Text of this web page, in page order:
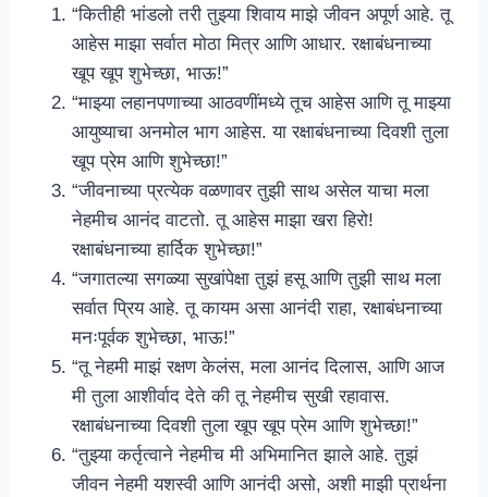
“कितीही भांडलो तरी तुझ्या शिवाय माझे जीवन अपूर्ण आहे. तू
आहेस माझा सर्वात मोठा मित्र आणि आधार. रक्षाबंधनाच्या
खूप खूप शुभेच्छा, भाऊ!”
“माझ्या लहानपणाच्या आठवणींमध्ये तूच आहेस आणि तू माझ्या
आयुष्याचा अनमोल भाग आहेस. या रक्षाबंधनाच्या दिवशी तुला
खूप प्रेम आणि शुभेच्छा!”
“जीवनाच्या प्रत्येक वळणावर तुझी साथ असेल याचा मला
नेहमीच आनंद वाटतो. तू आहेस माझा खरा हिरो!
रक्षाबंधनाच्या हार्दिक शुभेच्छा!”
“जगातल्या सगळ्या सुखांपेक्षा तुझं हसू आणि तुझी साथ मला
सर्वात प्रिय आहे. तू कायम असा आनंदी राहा, रक्षाबंधनाच्या
मनःपूर्वक शुभेच्छा, भाऊ!”
“तू नेहमी माझं रक्षण केलंस, मला आनंद दिलास, आणि आज
मी तुला आशीर्वाद देते की तू नेहमीच सुखी रहावास.
रक्षाबंधनाच्या दिवशी तुला खूप खूप प्रेम आणि शुभेच्छा!”
“तुझ्या कर्तृत्वाने नेहमीच मी अभिमानित झाले आहे. तुझं
जीवन नेहमी यशस्वी आणि आनंदी असो, अशी माझी प्रार्थना